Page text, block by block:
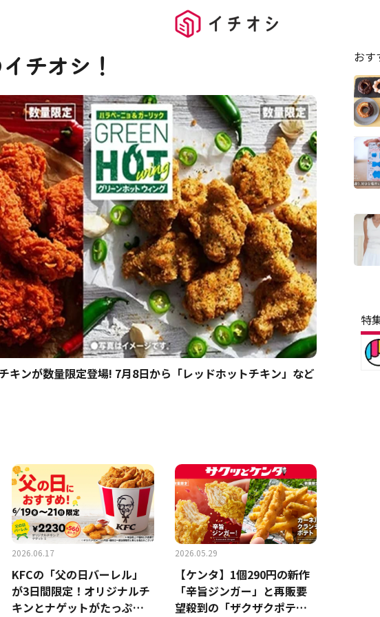
チオシ！
キンが数量限定登場! 7月8日から「レッドホットチキン」など
2026.06.17
KFCの「父の日バーレル」
が3日間限定！オリジナルチ
キンとナゲットがたっぷり
2026.05.29
【ケンタ】1個290円の新作
「辛旨ジンガー」と再販要
望殺到の「ザクザクポテ
おす
特